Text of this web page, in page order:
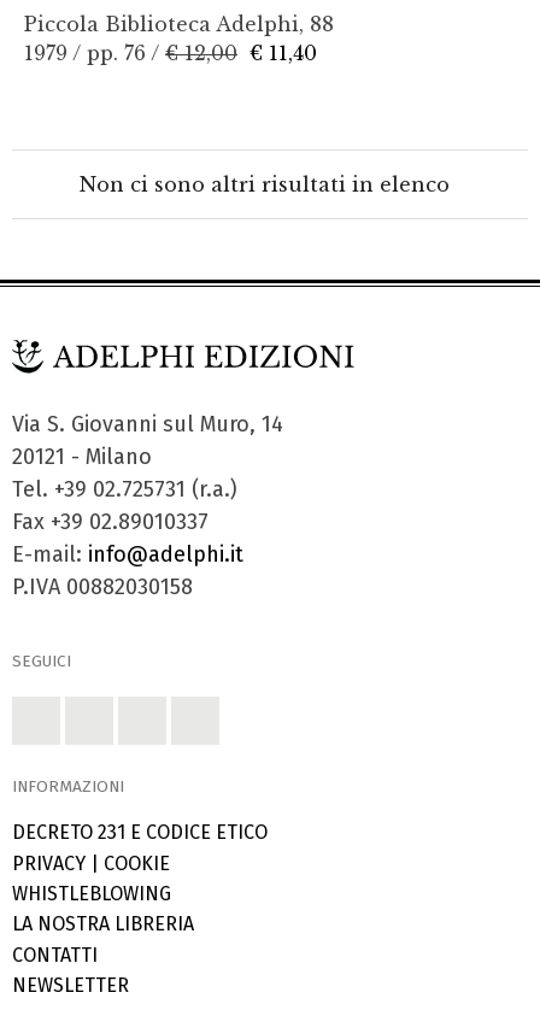
Piccola Biblioteca Adelphi, 88
1979 / pp. 76 / € 12,00 € 11,40
Non ci sono altri risultati in elenco
Via S. Giovanni sul Muro, 14
20121 - Milano
Tel. +39 02.725731 (r.a.)
Fax +39 02.89010337
E-mail: info@adelphi.it
P.IVA 00882030158
SEGUICI
INFORMAZIONI
DECRETO 231 E CODICE ETICO
PRIVACY
COOKIE
WHISTLEBLOWING
LA NOSTRA LIBRERIA
CONTATTI
NEWSLETTER